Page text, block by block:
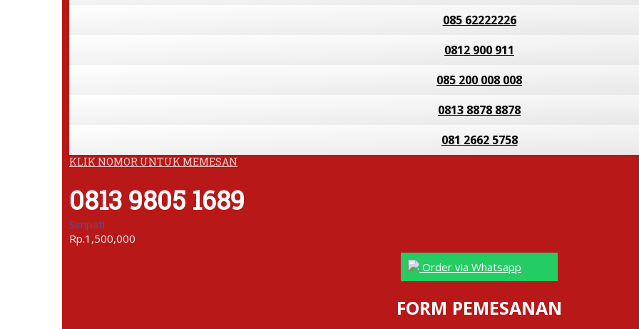
085 62222226
0812 900 911
085 200 008 008
0813 8878 8878
081 2662 5758
KLIK NOMOR UNTUK MEMESAN
0813 9805 1689
Simpati
Rp.1,500,000
Order via Whatsapp
FORM PEMESANAN